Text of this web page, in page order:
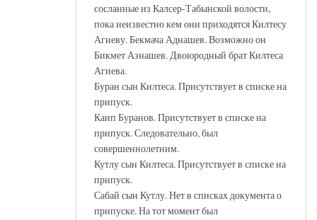
сосланные из Калсер-Табынской волости,
пока неизвестно кем они приходятся Килтесу
Агиеву. Бекмача Аднашев. Возможно он
Бикмет Азнашев. Двоюродный брат Килтеса
Агиева.
Буран сын Килтеса. Присутствует в списке на
припуск.
Каип Буранов. Присутствует в списке на
припуск. Следовательно, был
совершеннолетним.
Кутлу сын Килтеса. Присутствует в списке на
припуск.
Сабай сын Кутлу. Нет в списках документа о
припуске. На тот момент был